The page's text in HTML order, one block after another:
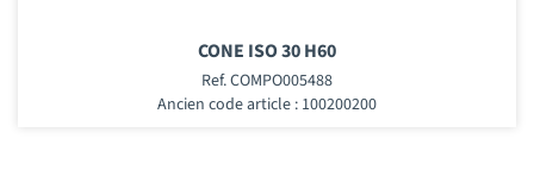
CONE ISO 30 H60
Ref. COMPO005488
Ancien code article : 100200200